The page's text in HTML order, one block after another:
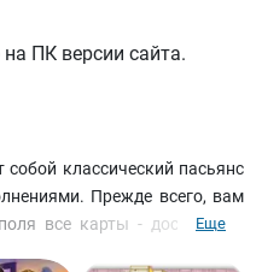
ПК версии сайта.
классический пасьянс
Прежде всего, вам
все карты - достаточно
Еще